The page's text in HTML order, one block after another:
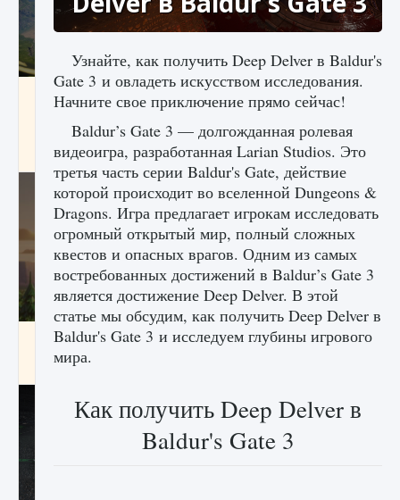
Как исправить ошибку Palworld «Идет
сохранение мира — Невозможно начать
сохранение данных мира»
9 августа 2024 2 511 0 0
Как заработать медали лиги Clash of Clans
9 августа 2024
Узнайте, как получить Deep Delver в Baldur's
Gate 3 и овладеть искусством исследования.
Начните свое приключение прямо сейчас!
Baldur’s Gate 3 — долгожданная ролевая
видеоигра, разработанная Larian Studios. Это
третья часть серии Baldur's Gate, действие
которой происходит во вселенной Dungeons &
Dragons. Игра предлагает игрокам исследовать
огромный открытый мир, полный сложных
квестов и опасных врагов. Одним из самых
востребованных достижений в Baldur’s Gate 3
является достижение Deep Delver. В этой
статье мы обсудим, как получить Deep Delver в
Baldur's Gate 3 и исследуем глубины игрового
мира.
Как получить Deep Delver в
Baldur's Gate 3